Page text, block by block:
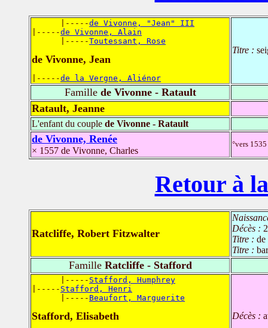
      |-----
de Vivonne, "Jean" III
|-----de Vivonne, Alain
      |-----
Toutessant, Rose
de Vivonne, Jean
|-----de la Vergne, Aliénor
Titre :
Famillede Vivonne - Ratault
Ratault, Jeanne
L'enfant du couple de Vivonne - Ratault
de Vivonne, Renée
× 1557 de Vivonne, Charles
°vers
Retour à
Ratcliffe, Robert Fitzwalter
Décès :
Titre : de
Titre :
FamilleRatcliffe - Stafford
      |-----
Stafford, Humphrey
|----- Stafford, Henri
      |-----
Beaufort, Marguerite
Stafford, Elisabeth Décès :